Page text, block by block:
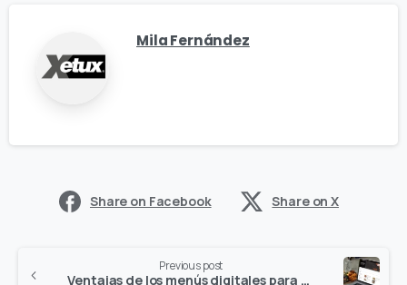
Mila Fernández
Share on Facebook Share on X
Previous post
Ventajas de los menús digitales para restaurantes